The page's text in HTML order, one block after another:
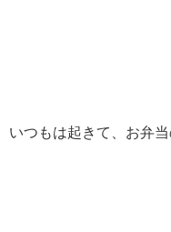
いつもは起きて、お弁